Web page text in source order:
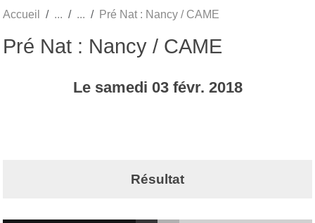
Accueil Pré Nat : Nancy / CAME
Pré Nat : Nancy / CAME
Le samedi 03 févr. 2018
Résultat